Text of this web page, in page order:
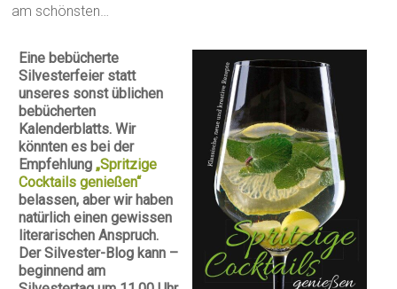
am schönsten…
Eine bebücherte
Silvesterfeier statt
unseres sonst üblichen
bebücherten
Kalenderblatts. Wir
könnten es bei der
Empfehlung„Spritzige
Cocktails genießen“
belassen, aber wir haben
natürlich einen gewissen
literarischen Anspruch.
Der Silvester-Blog kann –
beginnend am